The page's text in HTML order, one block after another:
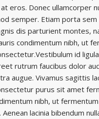
eros. Donec ullamcorper
semper. Etiam porta sem
dis parturient montes,
condimentum nibh, ut
id
rutrum faucibus dolor
augue. Vivamus sagittis
purus sit amet
nibh, ut
lacinia bibendum